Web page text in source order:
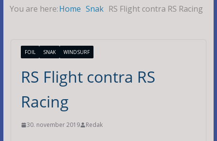
You are here:Home Snak RS Flight contra RS Racing
FOIL SNAK WINDSURF
RS Flight contra RS
Racing
30. november 2019 Redak